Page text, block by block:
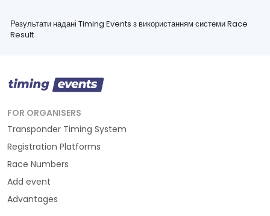
Результати надані Timing Events з використанням системи Race
Result
FOR ORGANISERS
Transponder Timing System
Registration Platforms
Race Numbers
Add event
Advantages